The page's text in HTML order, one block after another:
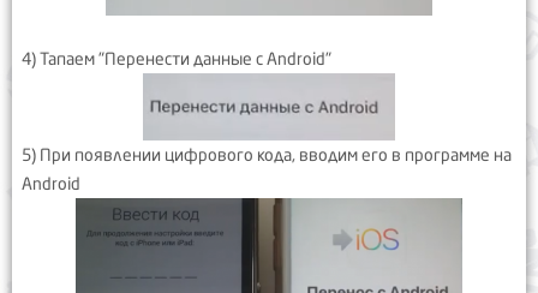
4) Тапаем "Перенести данные с Android"
5) При появлении цифрового кода, вводим его в программе на
Android